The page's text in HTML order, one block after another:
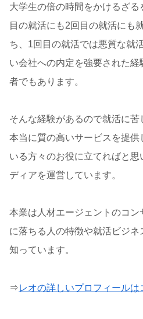
大学生の倍の時間をかけるざ
目の就活にも2回目の就活にも
ち、1回目の就活では悪質な就
い会社への内定を強要された
者でもあります。
そんな経験があるので就活に
本当に質の高いサービスを提供
いる方々のお役に立てればと思
ディアを運営しています。
本業は人材エージェントのコ
に落ちる人の特徴や就活ビジネ
知っています。
⇒レオの詳しいプロフィールは